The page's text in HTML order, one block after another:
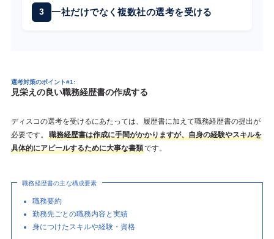
一社だけでなく複数社の選考を受ける
選考対策のポイント#1:
見栄えの良い職務経歴書の作成する
ディスコの選考を受けるにあたっては、履歴書に加えて職務経歴書の提出が
必要です。
職務経歴書は作成に手間がかかりますが、自身の経験やスキルを
具体的にアピールするために大事な書類です。
職務経歴書の主な構成要素
職務要約
勤務先ごとの職務内容と実績
身につけたスキルや経験・資格